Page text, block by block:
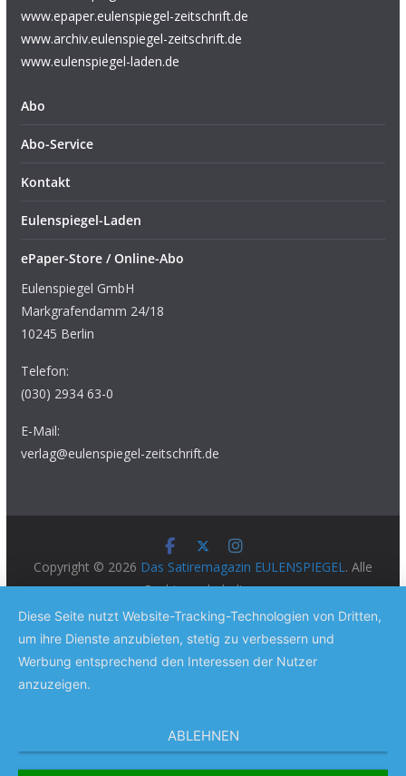
www.epaper.eulenspiegel-zeitschrift.de
www.archiv.eulenspiegel-zeitschrift.de
www.eulenspiegel-laden.de
Abo
Abo-Service
Kontakt
Eulenspiegel-Laden
ePaper-Store / Online-Abo
Eulenspiegel GmbH
Markgrafendamm 24/18
10245 Berlin
Telefon:
(030) 2934 63-0
E-Mail:
verlag@eulenspiegel-zeitschrift.de
Copyright © 2026 Das Satiremagazin EULENSPIEGEL. Alle
Rechte vorbehalten.
Theme:ColorMag Provon ThemeGrill. Präsentiert von
WordPress.
Diese Seite nutzt Website-Tracking-Technologien von Dritten,
um ihre Dienste anzubieten, stetig zu verbessern und
Werbung entsprechend den Interessen der Nutzer
anzuzeigen.
ABLEHNEN